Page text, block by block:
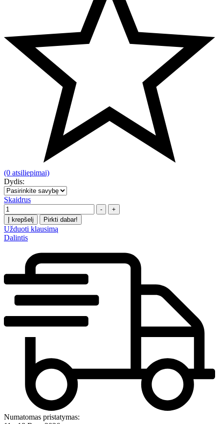
(0 atsiliepimai)
Dydis:
Skaidrus
Kiekis
-
+
Į krepšelį
Pirkti dabar!
Užduoti klausimą
Dalintis
Numatomas pristatymas: